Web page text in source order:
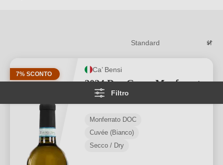
Filtro
7% SCONTO
Ca’ Bensi
2024 Due Gocce Monferrato
DOC
Monferrato DOC
Cuvée (Bianco)
Secco / Dry